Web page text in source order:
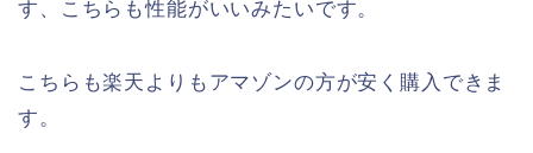
す、こちらも性能がいいみたいです。
こちらも楽天よりもアマゾンの方が安く購入できま
す。